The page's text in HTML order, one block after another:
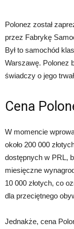
Polonez został
przez Fabrykę
Był to samochód
Warszawę. Polonez
świadczy o jego
Cena
W momencie
około 200 000
dostępnych w PRL,
miesięczne
10 000 złotych, co
dla przeciętnego
Jednakże, cena